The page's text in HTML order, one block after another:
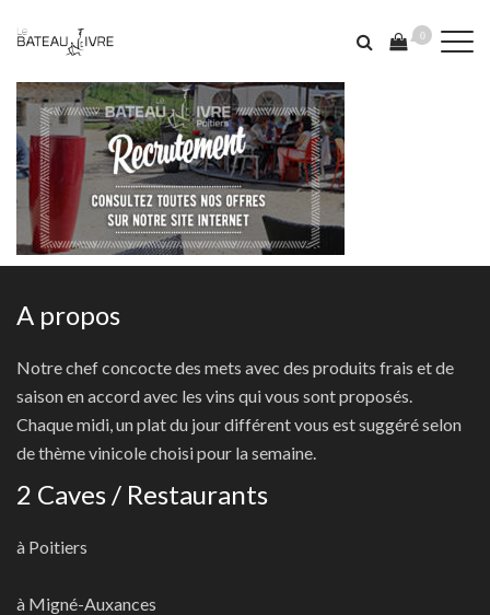
0
A propos
Notre chef concocte des mets avec des produits frais et de
saison en accord avec les vins qui vous sont proposés.
Chaque midi, un plat du jour différent vous est suggéré selon
de thème vinicole choisi pour la semaine.
2 Caves / Restaurants
à Poitiers
à Migné-Auxances